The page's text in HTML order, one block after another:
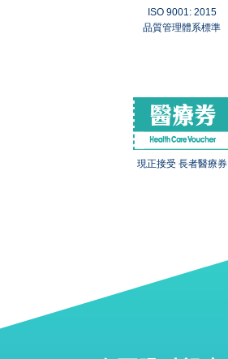
ISO 9001: 2015
品質管理體系標準
現正接受 長者醫療券